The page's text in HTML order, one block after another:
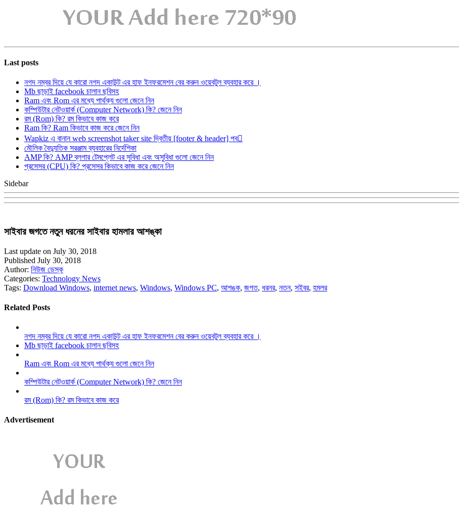
Last posts
নগদ নম্বর দিয়ে যে কারো নগদ একাউন্ট এর হাফ ইনফরমেশন বের করুন ওয়েবটুল ব্যবহার করে ।
Mb ছাড়াই facebook চালান ছবিসহ
Ram এবং Rom এর মধ্যে পার্থক্য গুলো জেনে নিন
কম্পিউটার নেটওয়ার্ক (Computer Network) কি? জেনে নিন
রম (Rom) কি? রম কিভাবে কাজ করে
Ram কি? Ram কিভাবে কাজ করে জেনে নিন
Wapkiz এ বানান web screenshot taker site দ্বিতীয় [footer & header] পব
মৌলিক বৈদ্যুতিক সরঞ্জাম ব্যবহারের নির্দেশিকা
AMP কি? AMP ব্লগার টেমপ্লেট এর সুবিধা এবং অসুবিধা গুলো জেনে নিন
প্রসেসর (CPU) কি? প্রসেসর কিভাবে কাজ করে জেনে নিন
Sidebar
সাইবার জগতে নতুন ধরনের সাইবার হামলার আশঙ্কা
Last update on July 30, 2018
Published July 30, 2018
Author: নিউজ ডেস্ক
Categories: Technology News
Tags: Download Windows, internet news, Windows, Windows PC, আশঙক, জগত, ধরনর, নতন, সইবর, হমলর
Related Posts
নগদ নম্বর দিয়ে যে কারো নগদ একাউন্ট এর হাফ ইনফরমেশন বের করুন ওয়েবটুল ব্যবহার করে ।
Mb ছাড়াই facebook চালান ছবিসহ
Ram এবং Rom এর মধ্যে পার্থক্য গুলো জেনে নিন
কম্পিউটার নেটওয়ার্ক (Computer Network) কি? জেনে নিন
রম (Rom) কি? রম কিভাবে কাজ করে
Advertisement